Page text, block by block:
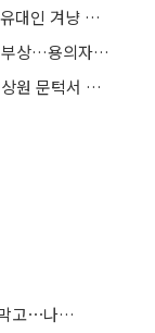
호주 시드니 해변 총격 사건에 16명 사망…유대인 겨냥 테러 가능성
시드니 해변서 총기난사로 11명 사망·29명 부상…용의자 1명 사살
美 클래리티 법안 연내 통과 가능성 13%…상원 문턱서 제동
초대형 자동 파라솔 수백개로 뙤약볕 틀어 막고⋯나라별 폭염 생존법